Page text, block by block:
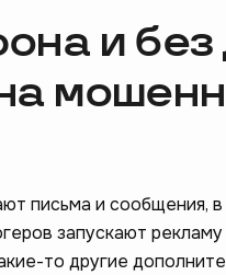
и без
письма и сообщения,
запускают
то другие